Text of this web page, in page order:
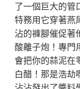
了一個巨大的管
特務用它穿著燕
沾的褲腳催促著
酸離子炮！專門
會把你的蒜泥在
白醋！那是浩劫